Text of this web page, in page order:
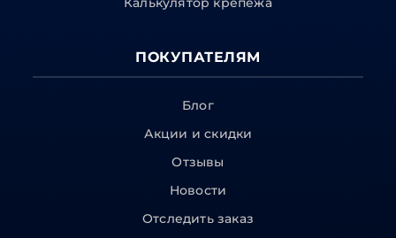
ПОКУПАТЕЛЯМ
Блог
Акции и скидки
Отзывы
Новости
Отследить заказ